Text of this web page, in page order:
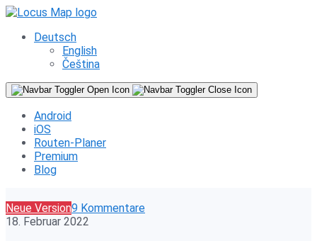
Deutsch
English
Čeština
Android
iOS
Routen-Planer
Premium
Blog
Neue Version9 Kommentare
18. Februar 2022